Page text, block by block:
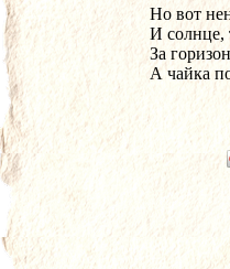
Но вот
И солнце,
За
А чайка